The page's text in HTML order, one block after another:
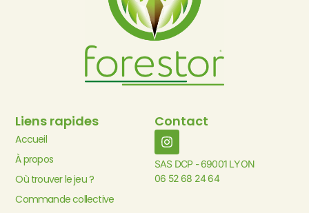
Liens rapides
Accueil
À propos
Où trouver le jeu ?
Commande collective
Contact
SAS DCP - 69001 LYON
06 52 68 24 64